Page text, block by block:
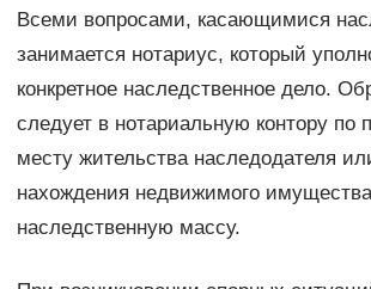
Всеми вопросами, касающимися
занимается нотариус, который
конкретное наследственное дело.
следует в нотариальную контору по
месту жительства наследодателя
нахождения недвижимого
наследственную массу.